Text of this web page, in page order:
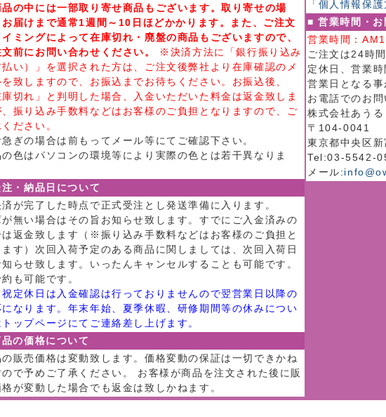
の中には一部取り寄せ商品もございます。取り寄せの場
お届けまで通常1週間～10日ほどかかります。また、ご注文
ミングによって在庫切れ・廃盤の商品もございますので、
文前にお問い合わせください。
※決済方法に「銀行振り込み
払い）」を選択された方は、ご注文後弊社より在庫確認のメ
を致しますので、お振込までお待ちください。お振込後、
庫切れ」と判明した場合、入金いただいた料金は返金致しま
、振り込み手数料などはお客様のご負担となりますので、ご
ださい。
ぎの場合は前もってメール等にてご確認下さい。
色はパソコンの環境等により実際の色とは若干異なりま
・納品日について
済が完了した時点で正式受注とし発送準備に入ります。
が無い場合はその旨お知らせ致します。すでにご入金済みの
は返金致します（※振り込み手数料などはお客様のご負担と
ます）次回入荷予定のある商品に関しましては、次回入荷日
知らせ致します。いったんキャンセルすることも可能です。
約も可能です。
祝定休日は入金確認は行っておりませんので翌営業日以降の
になります。年末年始、夏季休暇、研修期間等の休みについ
ップページにてご連絡差し上げます。
の価格について
の販売価格は変動致します。価格変動の保証は一切できかね
ので予めご了承ください。 お客様が商品を注文された後に販
が変動した場合でも返金は致しかねます。
「個人情報保護
■ 営業時間・お
営業時間：
ご注文は24時
定休日、営業
営業日となる事
お電話でのお
株式会社あうる
〒104-0041
東京都中央区
Tel:03-5542-
メール: